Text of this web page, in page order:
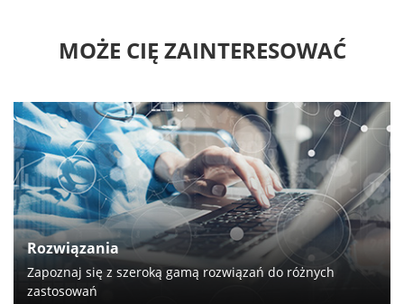
MOŻE CIĘ ZAINTERESOWAĆ
Rozwiązania
Zapoznaj się z szeroką gamą rozwiązań do różnych
zastosowań